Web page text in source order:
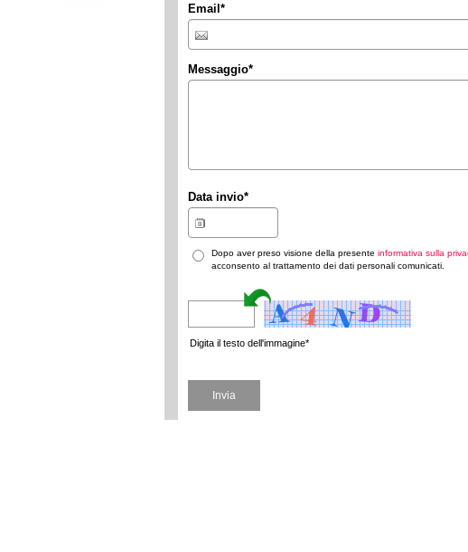
Email *
Messaggio*
Data invio*
Dopo aver preso visione della presente informativa sulla
acconsento al trattamento dei dati personali comunicati.
Digita il testo dell'immagine*